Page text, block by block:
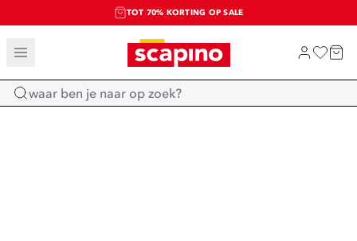
TOT 70% KORTING OP SALE
SALE: LAATSTE KANS!
SHOP NIEUW
Home